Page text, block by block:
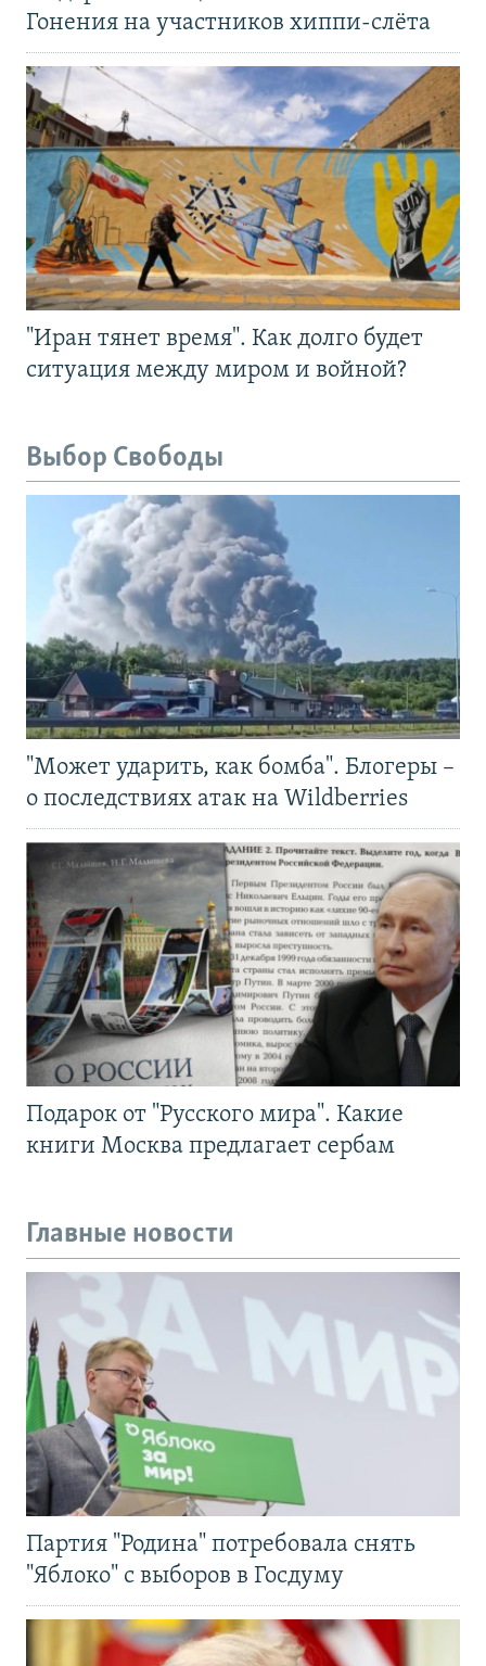
Гонения на участников хиппи-слёта
"Иран тянет время". Как долго будет
ситуация между миром и войной?
Выбор Свободы
"Может ударить, как бомба". Блогеры –
о последствиях атак на Wildberries
Подарок от "Русского мира". Какие
книги Москва предлагает сербам
Главные новости
Партия "Родина" потребовала снять
"Яблоко" с выборов в Госдуму